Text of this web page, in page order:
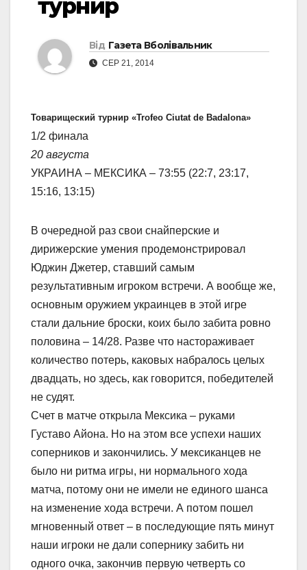
турнир
Від Газета Вболівальник
СЕР 21, 2014
Товарищеский турнир «Trofeo Ciutat de Badalona»
1/2 финала
20 августа
УКРАИНА – МЕКСИКА – 73:55 (22:7, 23:17,
15:16, 13:15)
В очередной раз свои снайперские и
дирижерские умения продемонстрировал
Юджин Джетер, ставший самым
результативным игроком встречи. А вообще же,
основным оружием украинцев в этой игре
стали дальние броски, коих было забита ровно
половина – 14/28. Разве что настораживает
количество потерь, каковых набралось целых
двадцать, но здесь, как говорится, победителей
не судят.
Счет в матче открыла Мексика – руками
Густаво Айона. Но на этом все успехи наших
соперников и закончились. У мексиканцев не
было ни ритма игры, ни нормального хода
матча, потому они не имели не единого шанса
на изменение хода встречи. А потом пошел
мгновенный ответ – в последующие пять минут
наши игроки не дали сопернику забить ни
одного очка, закончив первую четверть со